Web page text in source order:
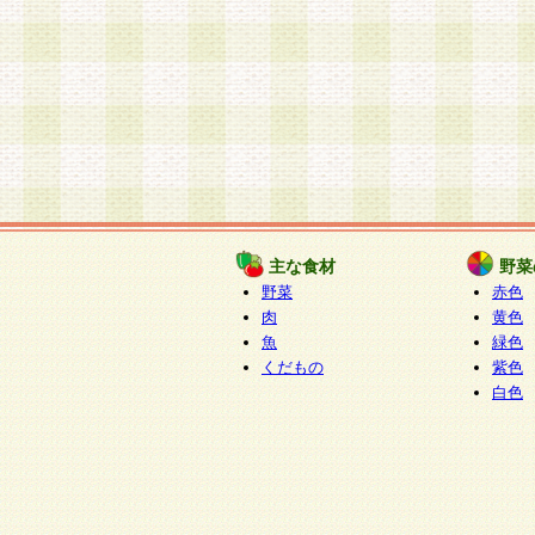
主な食材
野菜
肉
魚
くだもの
野
赤色
黄色
緑色
紫色
白色